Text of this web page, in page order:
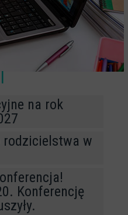
na rok
rodzicielstwa w
Konferencję